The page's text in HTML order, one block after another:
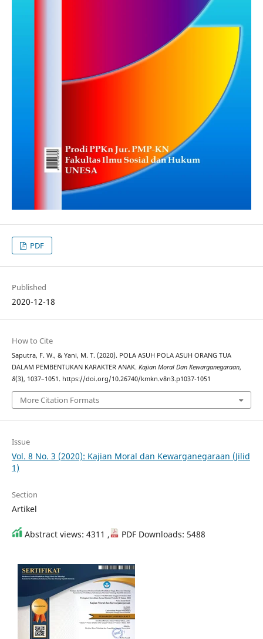
PDF
Published
2020-12-18
How to Cite
Saputra, F. W., & Yani, M. T. (2020). POLA ASUH POLA ASUH ORANG TUA
DALAM PEMBENTUKAN KARAKTER ANAK. Kajian Moral Dan Kewarganegaraan,
8(3), 1037–1051. https://doi.org/10.26740/kmkn.v8n3.p1037-1051
More Citation Formats
Issue
Vol. 8 No. 3 (2020): Kajian Moral dan Kewarganegaraan (Jilid
1)
Section
Artikel
Abstract views: 4311 , PDF Downloads: 5488